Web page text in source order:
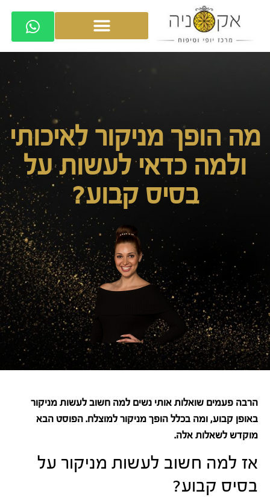
מה הופך מניקור לאיכותי
ולמה כדאי לעשות על
בסיס קבוע?
הרבה פעמים שואלות אותי נשים למה חשוב לעשות מניקור
באופן קבוע, ומה בכלל הופך מניקור למוצלח. הפוסט הבא
מוקדש לשאלות אלה.
אז למה חשוב לעשות מניקור על
בסיס קבוע?